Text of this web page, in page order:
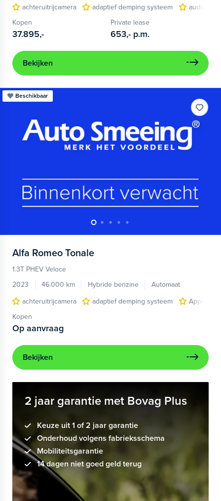
achteruitrijcamera
adaptief demping systeem
audio
Kopen
37.895,-
Private lease
653,- p.m.
Bekijken
Beschikbaar
Alfa Romeo Tonale
1.3T PHEV Veloce
2023
46.000 km Hybride benzine
Automaat
achteruitrijcamera
adaptief demping systeem
Apple
Kopen
Op aanvraag
Bekijken
2 jaar garantie met Bovag Plus
Keuze uit 1 of 2 jaar garantie
Onderhoud volgens fabrieksschema
Mobiliteitsgarantie
14 dagen niet goed geld terug